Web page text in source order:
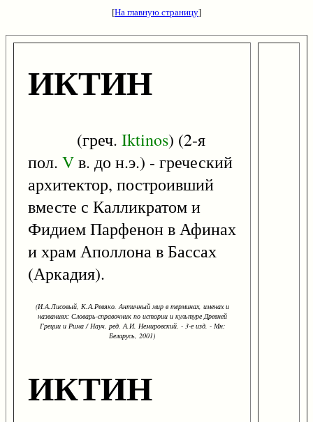
[На главную страницу]
ИКТИН
(греч. Iktinos) (2-я
пол. Vв. до н.э.) - греческий
архитектор, построивший
вместе с Калликратом и
Фидием Парфенон в Афинах
и храм Аполлона в Бассах
(Аркадия).
(И.А.Лисовый, К.А.Ревяко. Античный мир в терминах, именах и
названиях: Словарь-справочник по истории и культуре Древней
Греции и Рима / Науч. ред. А.И. Немировский. - 3-е изд. - Мн:
Беларусь, 2001)
ИКТИН